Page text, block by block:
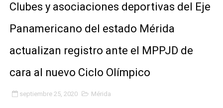
Alcaldía del Municipio Libertador realizó una jornada
Fundacite Mérida dicta taller gratuito de electrónica
INN-Mérida celebró el Lacto grado para promover el
Impulsan plan estratégico de seguridad ciudadana
Mérida impulsa desarrollo económico con taller de
Clubes y asociaciones deportivas del Eje
Panamericano del estado Mérida
actualizan registro ante el MPPJD de
cara al nuevo Ciclo Olímpico
septiembre 25, 2020 Mérida